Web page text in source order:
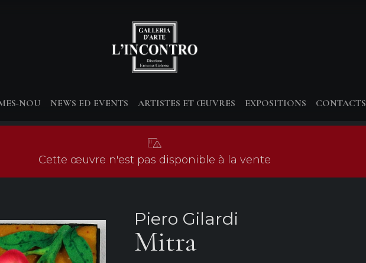
NOU NEWS ED EVENTS ARTISTES ET ŒUVRES EXPOSITIONS CONTACTS
Cette œuvre n'est pas disponible à la vente
Piero Gilardi
Mitra